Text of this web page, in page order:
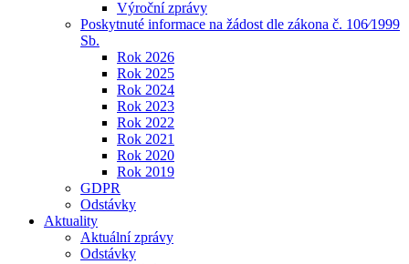
Výroční zprávy
Poskytnuté informace na žádost dle zákona č. 106⁄1999
Sb.
Rok 2026
Rok 2025
Rok 2024
Rok 2023
Rok 2022
Rok 2021
Rok 2020
Rok 2019
GDPR
Odstávky
Aktuality
Aktuální zprávy
Odstávky